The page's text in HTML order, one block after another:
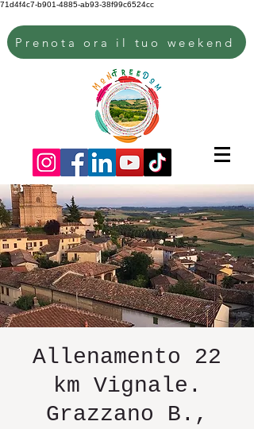
71d4f4c7-b901-4885-ab93-38f99c6524cc
Prenota ora il tuo weekend
Allenamento 22
km Vignale.
Grazzano B.,